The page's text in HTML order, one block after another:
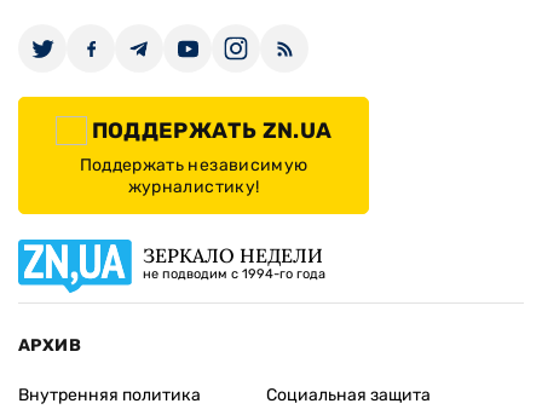
ПОДДЕРЖАТЬ ZN.UA
Поддержать независимую
журналистику!
ЗЕРКАЛО НЕДЕЛИ
не подводим с 1994-го года
АРХИВ
Внутренняя политика
Социальная защита